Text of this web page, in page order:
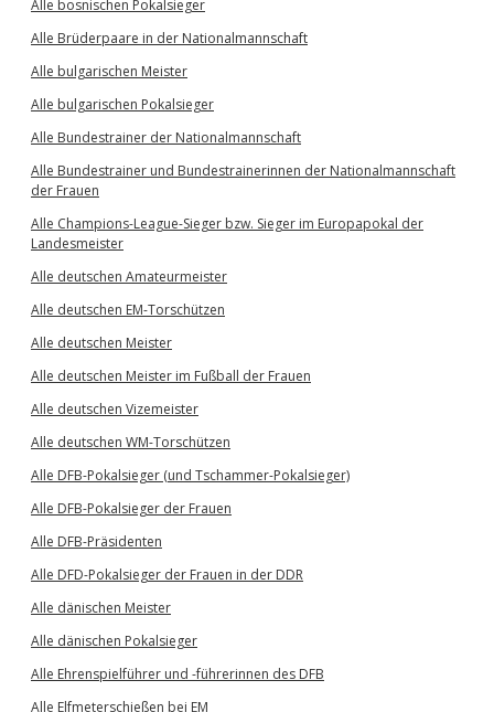
Alle bosnischen Pokalsieger
Alle Brüderpaare in der Nationalmannschaft
Alle bulgarischen Meister
Alle bulgarischen Pokalsieger
Alle Bundestrainer der Nationalmannschaft
Alle Bundestrainer und Bundestrainerinnen der Nationalmannschaft
der Frauen
Alle Champions-League-Sieger bzw. Sieger im Europapokal der
Landesmeister
Alle deutschen Amateurmeister
Alle deutschen EM-Torschützen
Alle deutschen Meister
Alle deutschen Meister im Fußball der Frauen
Alle deutschen Vizemeister
Alle deutschen WM-Torschützen
Alle DFB-Pokalsieger (und Tschammer-Pokalsieger)
Alle DFB-Pokalsieger der Frauen
Alle DFB-Präsidenten
Alle DFD-Pokalsieger der Frauen in der DDR
Alle dänischen Meister
Alle dänischen Pokalsieger
Alle Ehrenspielführer und -führerinnen des DFB
Alle Elfmeterschießen bei EM